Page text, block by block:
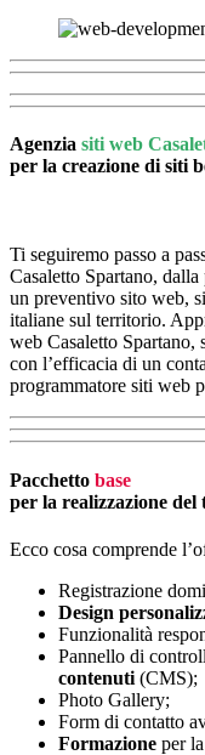
Agenzia siti web
per la creazione di siti
Ti seguiremo passo a
Casaletto Spartano,
un preventivo sito web,
italiane sul territorio.
web Casaletto
con l’efficacia di un
programmatore siti web
Pacchetto base
per la realizzazione del
Ecco cosa comprende
Registrazione
Design
Funzionalità
Pannello di
contenuti (CMS);
Photo Gallery;
Form di contatto
Formazione per